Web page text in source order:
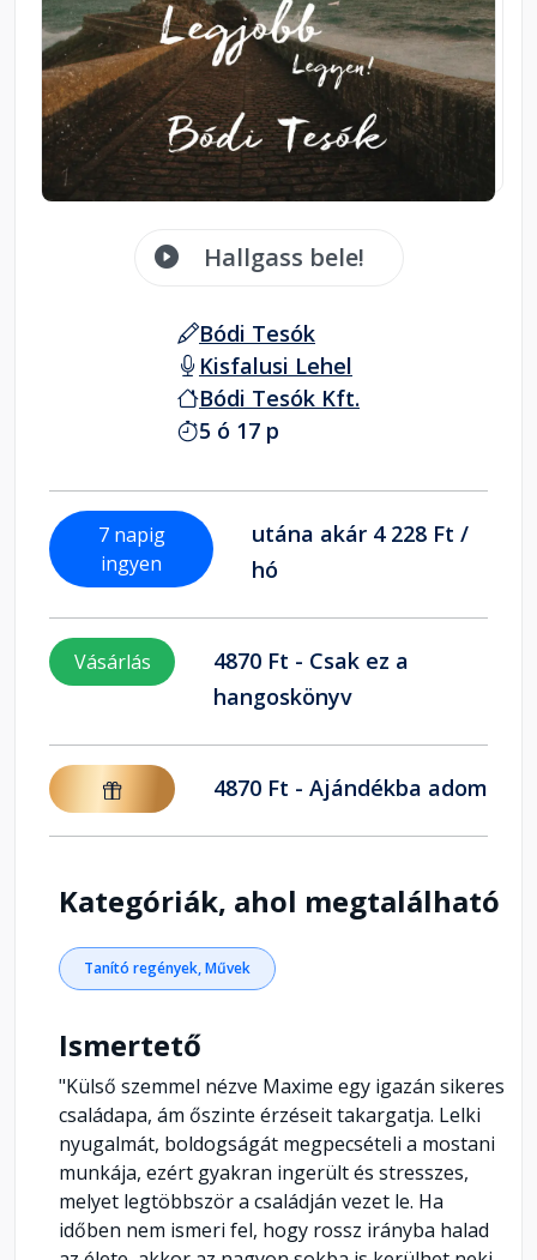
Hallgass bele!
Bódi Tesók
Kisfalusi Lehel
Bódi Tesók Kft.
5 ó 17 p
7 napig
ingyen
utána akár 4 228 Ft /
hó
Vásárlás
4870 Ft - Csak ez a
hangoskönyv
4870 Ft - Ajándékba adom
Kategóriák, ahol megtalálható
Tanító regények, Művek
Ismertető
"Külső szemmel nézve Maxime egy igazán sikeres
családapa, ám őszinte érzéseit takargatja. Lelki
nyugalmát, boldogságát megpecsételi a mostani
munkája, ezért gyakran ingerült és stresszes,
melyet legtöbbször a családján vezet le. Ha
időben nem ismeri fel, hogy rossz irányba halad